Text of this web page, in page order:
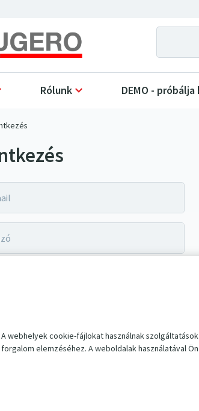
A webhelyek cookie-fájlokat használnak
forgalom elemzéséhez. A weboldalak használatával
Rólunk DEMO -
Állítson be újat.